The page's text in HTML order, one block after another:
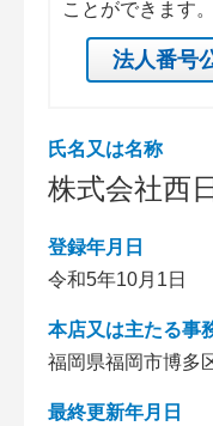
ことができます。
法人番号
氏名又は名称
株式会社西
登録年月日
令和5年10月1日
本店又は主たる事
福岡県福岡市博多
最終更新年月日